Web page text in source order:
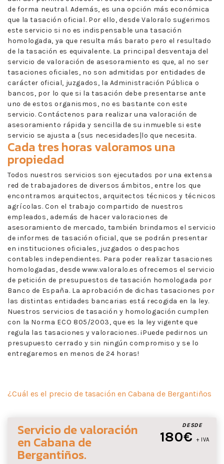
de forma neutral. Además, es una opción más económica
que la tasación oficial. Por ello, desde Valoralo sugerimos
este servicio si no es indispensable una tasación
homologada, ya que resulta más barato pero el resultado
de la tasación es equivalente. La principal desventaja del
servicio de valoración de asesoramiento es que, al no ser
tasaciones oficiales, no son admitidas por entidades de
carácter oficial, juzgados, la Administración Pública o
bancos, por lo que si la tasación debe presentarse ante
uno de estos organismos, no es bastante con este
servicio. Contáctenos para realizar una valoración de
asesoramiento rápida y sencilla de su inmueble si este
servicio se ajusta a {sus necesidades|lo que necesita.
Cada tres horas valoramos una
propiedad
Todos nuestros servicios son ejecutados por una extensa
red de trabajadores de diversos ámbitos, entre los que
encontramos arquitectos, arquitectos técnicos y técnicos
agrícolas. Con el trabajo compartido de nuestros
empleados, además de hacer valoraciones de
asesoramiento de mercado, también brindamos el servicio
de informes de tasación oficial, que se podrán presentar
en instituciones oficiales, juzgados o despachos
contables independientes. Para poder realizar tasaciones
homologadas, desde www.valoralo.es ofrecemos el servicio
de petición de presupuestos de tasación homologada por
Banco de España. La aprobación de dichas tasaciones por
las distintas entidades bancarias está recogida en la ley.
Nuestros servicios de tasación y homologación cumplen
con la Norma ECO 805/2003, que es la ley vigente que
regula las tasaciones y valoraciones. ¡Puede pedirnos un
presupuesto cerrado y sin ningún compromiso y se lo
entregaremos en menos de 24 horas!
¿Cuál es el precio de tasación en Cabana de Bergantiños
DESDE
180€ + IVA
Servicio de valoración
en Cabana de
Bergantiños.